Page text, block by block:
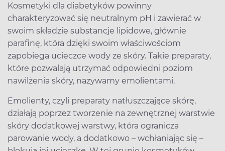
Kosmetyki dla diabetyków powinny
charakteryzować się neutralnym pH i zawierać w
swoim składzie substancje lipidowe, głównie
parafinę, która dzięki swoim właściwościom
zapobiega ucieczce wody ze skóry. Takie preparaty,
które pozwalają utrzymać odpowiedni poziom
nawilżenia skóry, nazywamy emolientami.
Emolienty, czyli preparaty natłuszczające skórę,
działają poprzez tworzenie na zewnętrznej warstwie
skóry dodatkowej warstwy, która ogranicza
parowanie wody, a dodatkowo – wchłaniając się –